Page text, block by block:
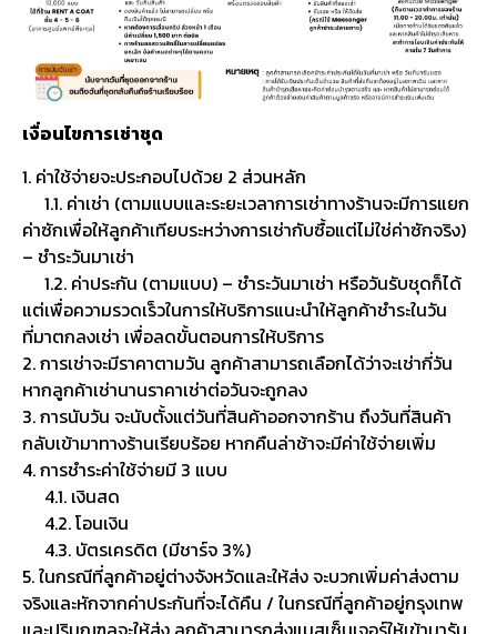
เงื่อนไขการเช่าชุด
1. ค่าใช้จ่ายจะประกอบไปด้วย 2 ส่วนหลัก
1.1. ค่าเช่า (ตามแบบและระยะเวลาการเช่าทางร้านจะมีการแยก
ค่าซักเพื่อให้ลูกค้าเทียบระหว่างการเช่ากับซื้อแต่ไม่ใช่ค่าซักจริง)
– ชำระวันมาเช่า
1.2. ค่าประกัน (ตามแบบ) – ชำระวันมาเช่า หรือวันรับชุดก็ได้
แต่เพื่อความรวดเร็วในการให้บริการแนะนำให้ลูกค้าชำระในวัน
ที่มาตกลงเช่า เพื่อลดขั้นตอนการให้บริการ
2. การเช่าจะมีราคาตามวัน ลูกค้าสามารถเลือกได้ว่าจะเช่ากี่วัน
หากลูกค้าเช่านานราคาเช่าต่อวันจะถูกลง
3. การนับวัน จะนับตั้งแต่วันที่สินค้าออกจากร้าน ถึงวันที่สินค้า
กลับเข้ามาทางร้านเรียบร้อย หากคืนล่าช้าจะมีค่าใช้จ่ายเพิ่ม
4. การชำระค่าใช้จ่ายมี 3 แบบ
4.1. เงินสด
4.2. โอนเงิน
4.3. บัตรเครดิต (มีชาร์จ 3%)
5. ในกรณีที่ลูกค้าอยู่ต่างจังหวัดและให้ส่ง จะบวกเพิ่มค่าส่งตาม
จริงและหักจากค่าประกันที่จะได้คืน / ในกรณีที่ลูกค้าอยู่กรุงเทพ